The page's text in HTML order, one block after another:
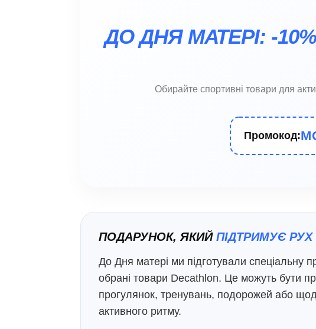
ДО ДНЯ МАТЕРІ: -
Обирайте спортивні товари для
Промокод:
ПОДАРУНОК, ЯКИЙ ПІДТРИМУЄ РУХ
До Дня матері ми підготували спеціальну
обрані товари Decathlon. Це можуть бути
прогулянок, тренувань, подорожей або
активного ритму.